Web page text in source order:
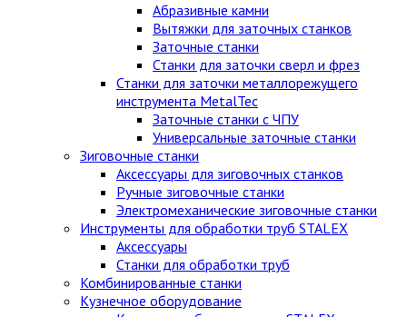
Абразивные камни
Вытяжки для заточных станков
Заточные станки
Станки для заточки сверл и фрез
Станки для заточки металлорежущего
инструмента MetalTec
Заточные станки с ЧПУ
Универсальные заточные станки
Зиговочные станки
Аксессуары для зиговочных станков
Ручные зиговочные станки
Электромеханические зиговочные станки
Инструменты для обработки труб STALEX
Аксессуары
Станки для обработки труб
Комбинированные станки
Кузнечное оборудование